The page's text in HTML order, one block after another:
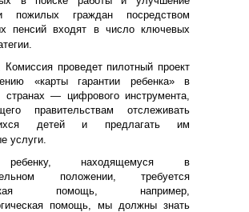
пожилых граждан посредством
пенсий входят в число ключевых
Комиссия проведет пилотный проект
«карты гарантии ребенка» в
странах — цифрового инструмента,
правительствам отслеживать
детей и предлагать им
услуги.
находящемуся в
положении, требуется
помощь, например,
помощь, мы должны знать